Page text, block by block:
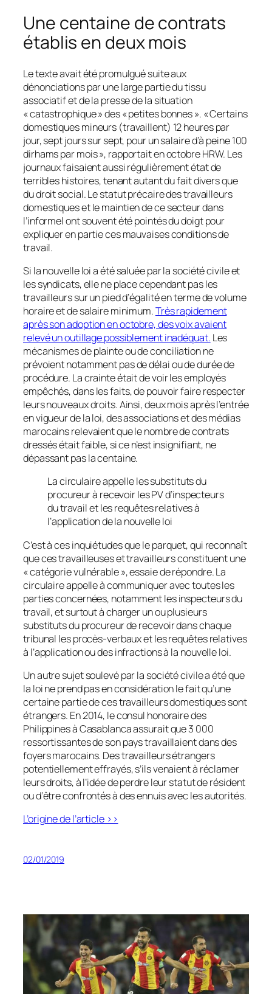
Une centaine de contrats
établis en deux mois
Le texte avait été promulgué suite aux
dénonciations par une large partie du tissu
associatif et de la presse de la situation
« catastrophique » des « petites bonnes ». « Certains
domestiques mineurs (travaillent) 12 heures par
jour, sept jours sur sept, pour un salaire d’à peine 100
dirhams par mois », rapportait en octobre HRW. Les
journaux faisaient aussi régulièrement état de
terribles histoires, tenant autant du fait divers que
du droit social. Le statut précaire des travailleurs
domestiques et le maintien de ce secteur dans
l’informel ont souvent été pointés du doigt pour
expliquer en partie ces mauvaises conditions de
travail.
Si la nouvelle loi a été saluée par la société civile et
les syndicats, elle ne place cependant pas les
travailleurs sur un pied d’égalité en terme de volume
horaire et de salaire minimum.Très rapidement
après son adoption en octobre, des voix avaient
relevé un outillage possiblement inadéquat. Les
mécanismes de plainte ou de conciliation ne
prévoient notamment pas de délai ou de durée de
procédure. La crainte était de voir les employés
empêchés, dans les faits, de pouvoir faire respecter
leurs nouveaux droits. Ainsi, deux mois après l’entrée
en vigueur de la loi, des associations et des médias
marocains relevaient que le nombre de contrats
dressés était faible, si ce n’est insignifiant, ne
dépassant pas la centaine.
La circulaire appelle les substituts du
procureur à recevoir les PV d’inspecteurs
du travail et les requêtes relatives à
l’application de la nouvelle loi
C’est à ces inquiétudes que le parquet, qui reconnaît
que ces travailleuses et travailleurs constituent une
« catégorie vulnérable », essaie de répondre. La
circulaire appelle à communiquer avec toutes les
parties concernées, notamment les inspecteurs du
travail, et surtout à charger un ou plusieurs
substituts du procureur de recevoir dans chaque
tribunal les procès-verbaux et les requêtes relatives
à l’application ou des infractions à la nouvelle loi.
Un autre sujet soulevé par la société civile a été que
la loi ne prend pas en considération le fait qu’une
certaine partie de ces travailleurs domestiques sont
étrangers. En 2014, le consul honoraire des
Philippines à Casablanca assurait que 3 000
ressortissantes de son pays travaillaient dans des
foyers marocains. Des travailleurs étrangers
potentiellement effrayés, s’ils venaient à réclamer
leurs droits, à l’idée de perdre leur statut de résident
ou d’être confrontés à des ennuis avec les autorités.
L’origine de l’article >>
02/01/2019